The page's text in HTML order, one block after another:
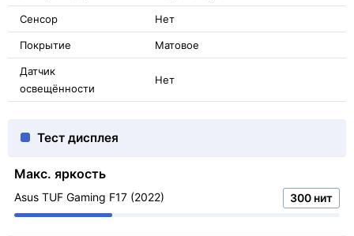
Сенсор Нет
Покрытие Матовое
Датчик
освещённости
Нет
Тест дисплея
Макс. яркость
Asus TUF Gaming F17 (2022) 300 нит